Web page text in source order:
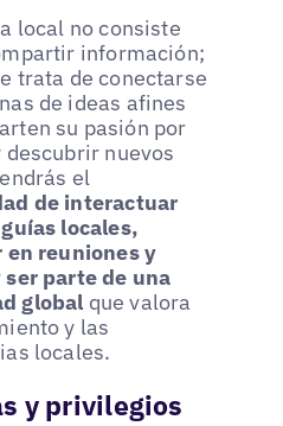
local no consiste
información;
trata de conectarse
de ideas afines
su pasión por
descubrir nuevos
el
de interactuar
locales,
reuniones y
parte de una
global que valora
y las
locales.
y privilegios